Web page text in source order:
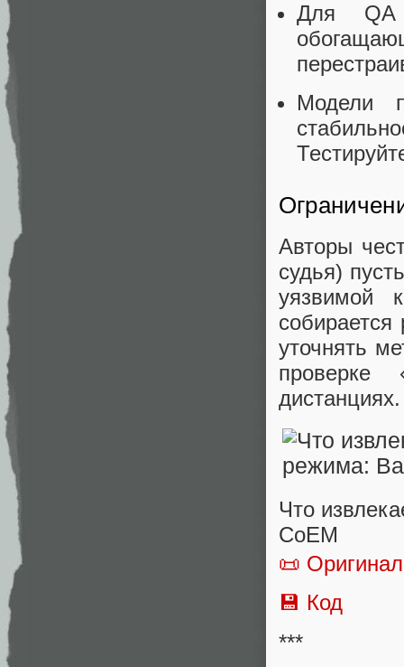
Для QA
Модели
Авторы
судья)
уязвимой
уточнять
дистанциях.
Что
CoEM
📜
💾 Код
***